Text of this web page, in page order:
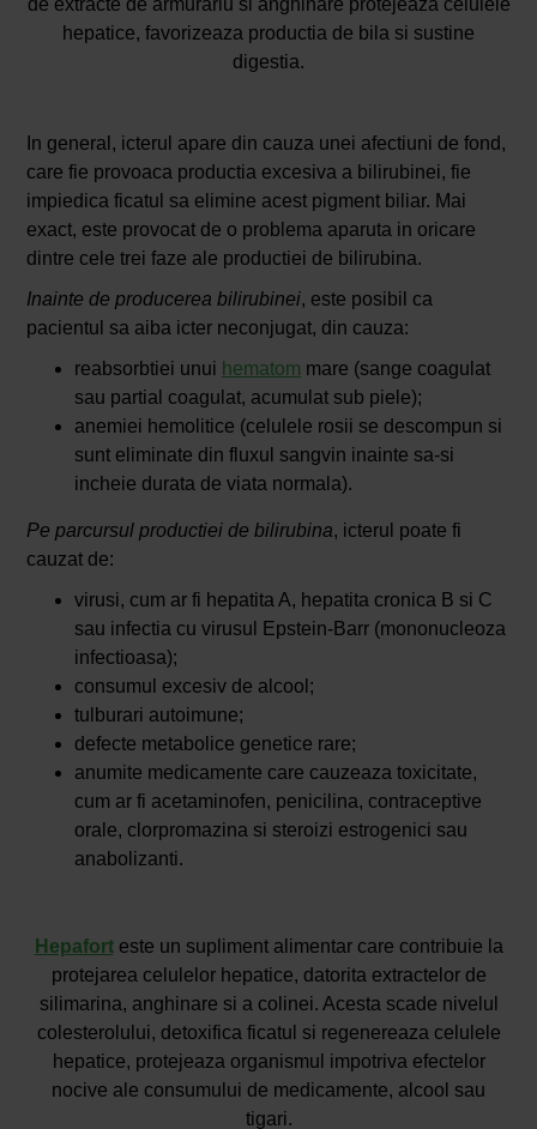
de extracte de armurariu si anghinare protejeaza celulele
hepatice, favorizeaza productia de bila si sustine
digestia.
In general, icterul apare din cauza unei afectiuni de fond,
care fie provoaca productia excesiva a bilirubinei, fie
impiedica ficatul sa elimine acest pigment biliar. Mai
exact, este provocat de o problema aparuta in oricare
dintre cele trei faze ale productiei de bilirubina.
Inainte de producerea bilirubinei, este posibil ca
pacientul sa aiba icter neconjugat, din cauza:
reabsorbtiei unui hematom mare (sange coagulat
sau partial coagulat, acumulat sub piele);
anemiei hemolitice (celulele rosii se descompun si
sunt eliminate din fluxul sangvin inainte sa-si
incheie durata de viata normala).
Pe parcursul productiei de bilirubina, icterul poate fi
cauzat de:
virusi, cum ar fi hepatita A, hepatita cronica B si C
sau infectia cu virusul Epstein-Barr (mononucleoza
infectioasa);
consumul excesiv de alcool;
tulburari autoimune;
defecte metabolice genetice rare;
anumite medicamente care cauzeaza toxicitate,
cum ar fi acetaminofen, penicilina, contraceptive
orale, clorpromazina si steroizi estrogenici sau
anabolizanti.
Hepaforteste un supliment alimentar care contribuie la
protejarea celulelor hepatice, datorita extractelor de
silimarina, anghinare si a colinei. Acesta scade nivelul
colesterolului, detoxifica ficatul si regenereaza celulele
hepatice, protejeaza organismul impotriva efectelor
nocive ale consumului de medicamente, alcool sau
tigari.